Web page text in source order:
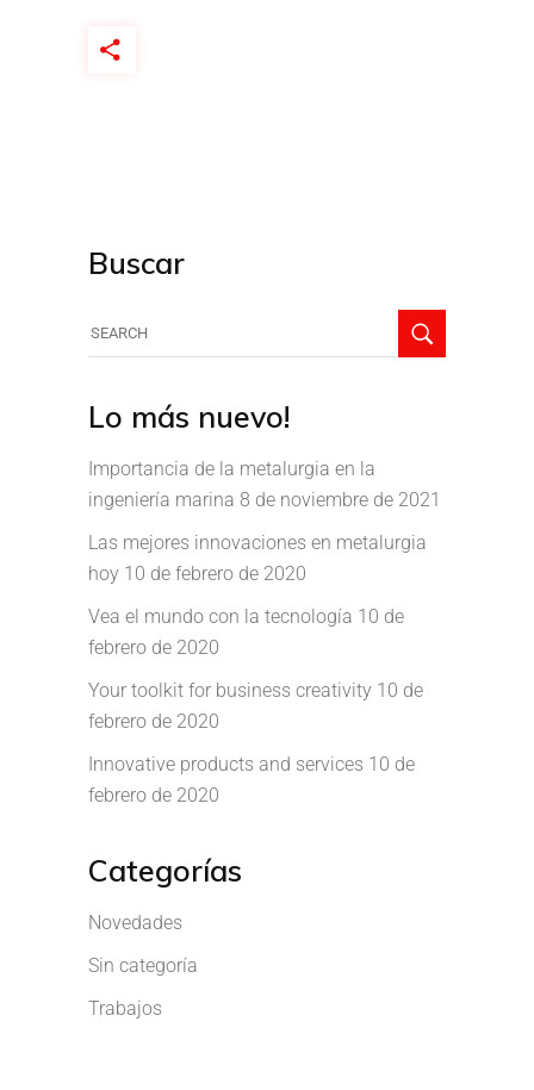
Buscar
Lo más nuevo!
Importancia de la metalurgia en la
ingeniería marina 8 de noviembre de 2021
Las mejores innovaciones en metalurgia
hoy 10 de febrero de 2020
Vea el mundo con la tecnología 10 de
febrero de 2020
Your toolkit for business creativity 10 de
febrero de 2020
Innovative products and services 10 de
febrero de 2020
Categorías
Novedades
Sin categoría
Trabajos